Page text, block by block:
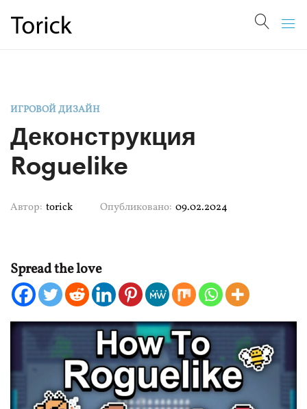
ИГРОВОЙ ДИЗАЙН
Деконструкция
Roguelike
Автор: torick Опубликовано: 09.02.2024
Spread the love